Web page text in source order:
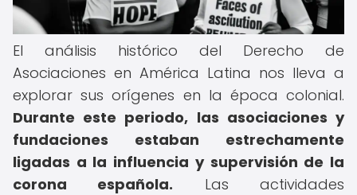
El análisis histórico del Derecho de
Asociaciones en América Latina nos lleva a
explorar sus orígenes en la época colonial.
Durante este periodo, las asociaciones y
fundaciones estaban estrechamente
ligadas a la influencia y supervisión de la
corona española. Las actividades